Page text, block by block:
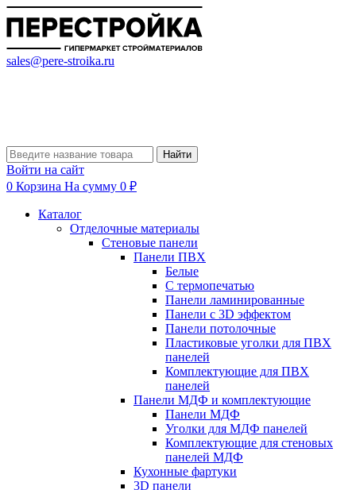
sales@pere-stroika.ru
Найти
Войти на сайт
0 Корзина На сумму 0 ₽
Каталог
Отделочные материалы
Стеновые панели
Панели ПВХ
Белые
С термопечатью
Панели ламинированные
Панели с 3D эффектом
Панели потолочные
Пластиковые уголки для ПВХ
панелей
Комплектующие для ПВХ
панелей
Панели МДФ и комплектующие
Панели МДФ
Уголки для МДФ панелей
Комплектующие для стеновых
панелей МДФ
Кухонные фартуки
3D панели